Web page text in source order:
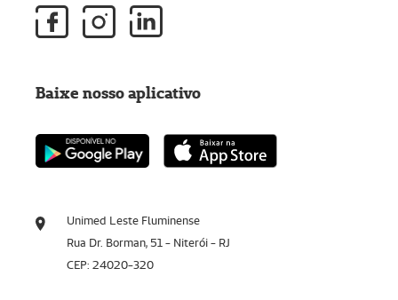
Unimed Leste Fluminense
Rua Dr. Borman, 51 - Niterói - RJ
CEP: 24020-320
Baixe nosso aplicativo